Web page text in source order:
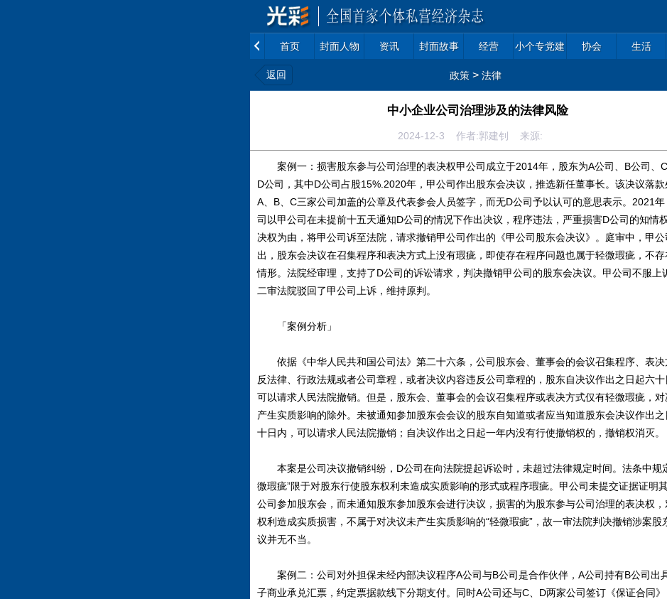
首页 封面人物 资讯 封面故事 经营 小个专党建 协会 生活
返回 政策 > 法律
中小企业公司治理涉及的法律风险
2024-12-3 作者:郭建钊 来源:
案例一：损害股东参与公司治理的表决权甲公司成立于2014年，股东为A公司、B公司、
D公司，其中D公司占股15%.2020年，甲公司作出股东会决议，推选新任董事长。该决议落
A、B、C三家公司加盖的公章及代表参会人员签字，而无D公司予以认可的意思表示。2021
司以甲公司在未提前十五天通知D公司的情况下作出决议，程序违法，严重损害D公司的知情
决权为由，将甲公司诉至法院，请求撤销甲公司作出的《甲公司股东会决议》。庭审中，甲公
出，股东会决议在召集程序和表决方式上没有瑕疵，即使存在程序问题也属于轻微瑕疵，不
情形。法院经审理，支持了D公司的诉讼请求，判决撤销甲公司的股东会决议。甲公司不服上
二审法院驳回了甲公司上诉，维持原判。
「案例分析」
依据《中华人民共和国公司法》第二十六条，公司股东会、董事会的会议召集程序、表决
反法律、行政法规或者公司章程，或者决议内容违反公司章程的，股东自决议作出之日起六十
可以请求人民法院撤销。但是，股东会、董事会的会议召集程序或表决方式仅有轻微瑕疵，
产生实质影响的除外。未被通知参加股东会会议的股东自知道或者应当知道股东会决议作出
十日内，可以请求人民法院撤销；自决议作出之日起一年内没有行使撤销权的，撤销权消灭。
本案是公司决议撤销纠纷，D公司在向法院提起诉讼时，未超过法律规定时间。法条中规
微瑕疵”限于对股东行使股东权利未造成实质影响的形式或程序瑕疵。甲公司未提交证据证明
公司参加股东会，而未通知股东参加股东会进行决议，损害的为股东参与公司治理的表决权
权利造成实质损害，不属于对决议未产生实质影响的“轻微瑕疵”，故一审法院判决撤销涉案股
议并无不当。
案例二：公司对外担保未经内部决议程序A公司与B公司是合作伙伴，A公司持有B公司出
子商业承兑汇票，约定票据款线下分期支付。同时A公司还与C、D两家公司签订《保证合同